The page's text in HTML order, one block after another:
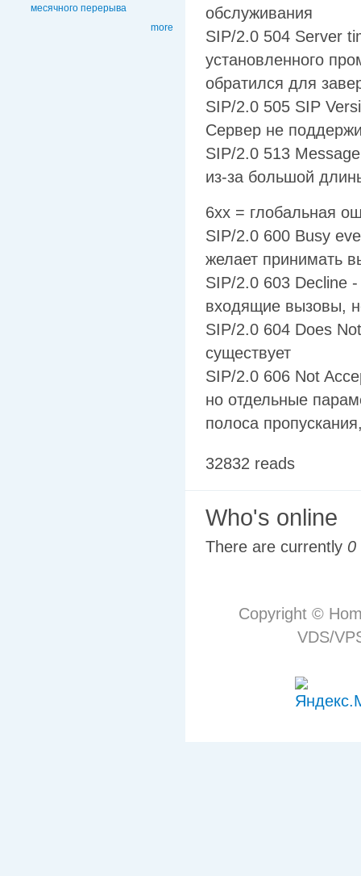
месячного перерыва
more
обслуживания
SIP/2.0 504 Server
установленного
обратился для
SIP/2.0 505 SIP
Сервер не
SIP/2.0 513
из-за большой
6xx = глобальная
SIP/2.0 600 Busy
желает принимать
SIP/2.0 603 Decline
входящие вызовы,
SIP/2.0 604 Does
существует
SIP/2.0 606 Not
но отдельные
полоса
32832 reads
Who's online
There are currently 0
Copyright ©
VDS/